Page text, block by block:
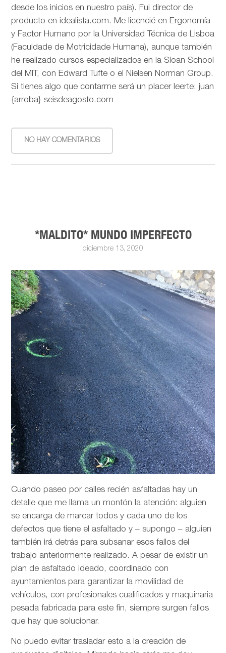
desde los inicios en nuestro país). Fui director de
producto en idealista.com. Me licencié en Ergonomía
y Factor Humano por la Universidad Técnica de Lisboa
(Faculdade de Motricidade Humana), aunque también
he realizado cursos especializados en la Sloan School
del MIT, con Edward Tufte o el Nielsen Norman Group.
Si tienes algo que contarme será un placer leerte: juan
{arroba} seisdeagosto.com
NO HAY COMENTARIOS
*MALDITO* MUNDO IMPERFECTO
diciembre 13, 2020
Cuando paseo por calles recién asfaltadas hay un
detalle que me llama un montón la atención: alguien
se encarga de marcar todos y cada uno de los
defectos que tiene el asfaltado y – supongo – alguien
también irá detrás para subsanar esos fallos del
trabajo anteriormente realizado. A pesar de existir un
plan de asfaltado ideado, coordinado con
ayuntamientos para garantizar la movilidad de
vehículos, con profesionales cualificados y maquinaria
pesada fabricada para este fin, siempre surgen fallos
que hay que solucionar.
No puedo evitar trasladar esto a la creación de